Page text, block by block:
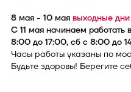
8 мая - 10 мая выходные дни
С 11 мая начинаем
8:00 до 17:00, сб с 8:00 до
Часы работы указаны по
Будьте здоровы! Берегите